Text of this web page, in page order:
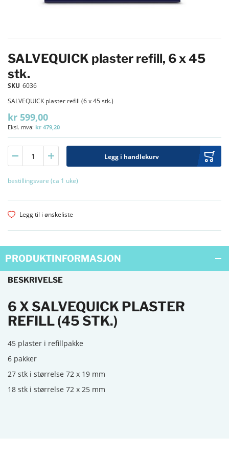
OMRON HEALTHCARE
PRESTAN HLR-DUKKER OG SIMULATORER
RUDOLF RIESTER GMBH
SPIRARE DIAGNOSTIKK
Gå til begynnelsen av bildegalleri
SALVEQUICK plaster refill, 6 x 45
stk.
SKU 6036
SALVEQUICK plaster refill (6 x 45 stk.)
kr 599,00
kr 479,20
Legg i handlekurv
bestillingsvare (ca 1 uke)
Legg til i ønskeliste
PRODUKTINFORMASJON
BESKRIVELSE
6 X SALVEQUICK PLASTER
REFILL (45 STK.)
45 plaster i refillpakke
6 pakker
27 stk i størrelse 72 x 19 mm
18 stk i størrelse 72 x 25 mm